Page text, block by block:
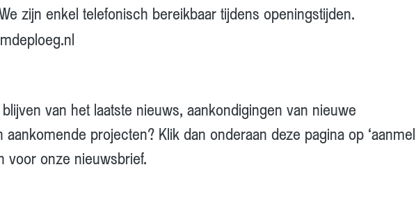
zijn enkel telefonisch bereikbaar tijdens openingstijden.
van het laatste nieuws, aankondigingen van nieuwe
projecten? Klik dan onderaan deze pagina op
voor onze nieuwsbrief.